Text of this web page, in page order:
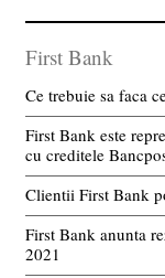
First Bank
Ce trebuie sa faca
First Bank este
cu creditele
Clientii First Bank
First Bank anunta
2021